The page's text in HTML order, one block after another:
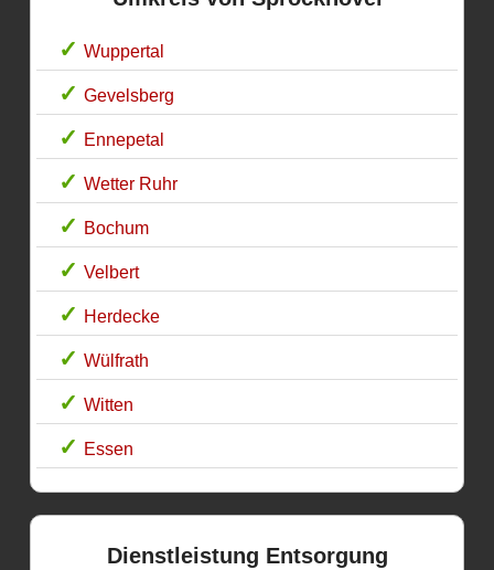
Wuppertal
Gevelsberg
Ennepetal
Wetter Ruhr
Bochum
Velbert
Herdecke
Wülfrath
Witten
Essen
Dienstleistung Entsorgung